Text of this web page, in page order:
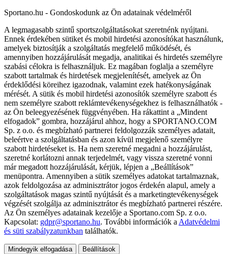
Sportano.hu - Gondoskodunk az Ön adatainak védelméről
A legmagasabb szintű sportszolgáltatásokat szeretnénk nyújtani.
Ennek érdekében sütiket és mobil hirdetési azonosítókat használunk,
amelyek biztosítják a szolgáltatás megfelelő működését, és
amennyiben hozzájárulását megadja, analitikai és hirdetés személyre
szabási célokra is felhasználjuk. Ez magában foglalja a személyre
szabott tartalmak és hirdetések megjelenítését, amelyek az Ön
érdeklődési köreihez igazodnak, valamint ezek hatékonyságának
mérését. A sütik és mobil hirdetési azonosítók személyre szabott és
nem személyre szabott reklámtevékenységekhez is felhasználhatók -
az Ön beleegyezésének függvényében. Ha rákattint a „Mindent
elfogadok” gombra, hozzájárul ahhoz, hogy a SPORTANO.COM
Sp. z o.o. és megbízható partnerei feldolgozzák személyes adatait,
beleértve a szolgáltatásban és azon kívül megjelenő személyre
szabott hirdetéseket is. Ha nem szeretné megadni a hozzájárulást,
szeretné korlátozni annak terjedelmét, vagy vissza szeretné vonni
már megadott hozzájárulását, kérjük, lépjen a „Beállítások”
menüpontra. Amennyiben a sütik személyes adatokat tartalmaznak,
azok feldolgozása az adminisztrátor jogos érdekén alapul, amely a
szolgáltatások magas szintű nyújtását és a marketingtevékenységek
végzését szolgálja az adminisztrátor és megbízható partnerei részére.
Az Ön személyes adatainak kezelője a Sportano.com Sp. z o.o.
Kapcsolat: gdpr@sportano.hu. További információk a Adatvédelmi
és süti szabályzatunkban találhatók.
Mindegyik elfogadása Beállítások